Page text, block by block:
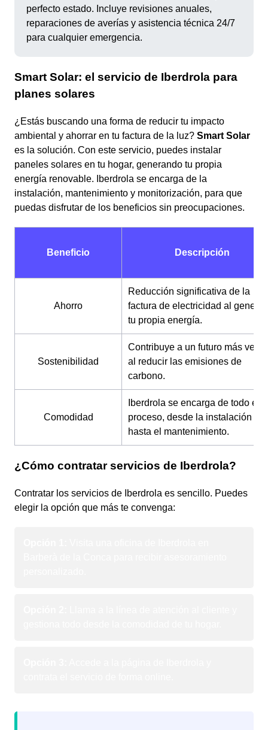
perfecto estado. Incluye revisiones anuales,
reparaciones de averías y asistencia técnica 24/7
para cualquier emergencia.
Smart Solar: el servicio de Iberdrola para
planes solares
¿Estás buscando una forma de reducir tu impacto
ambiental y ahorrar en tu factura de la luz? Smart Solar
es la solución. Con este servicio, puedes instalar
paneles solares en tu hogar, generando tu propia
energía renovable. Iberdrola se encarga de la
instalación, mantenimiento y monitorización, para que
puedas disfrutar de los beneficios sin preocupaciones.
Beneficio Descripción
Ahorro
Reducción significativa de la
factura de electricidad al generar
tu propia energía.
Sostenibilidad
Contribuye a un futuro más verde
al reducir las emisiones de
carbono.
Comodidad
Iberdrola se encarga de todo el
proceso, desde la instalación
hasta el mantenimiento.
¿Cómo contratar servicios de Iberdrola?
Contratar los servicios de Iberdrola es sencillo. Puedes
elegir la opción que más te convenga: